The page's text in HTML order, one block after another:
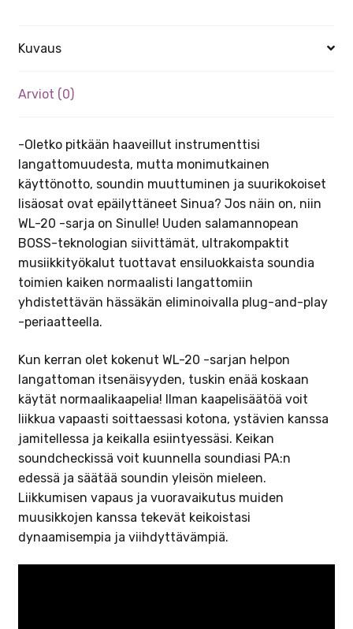
Kuvaus
Arviot (0)
-Oletko pitkään haaveillut instrumenttisi
langattomuudesta, mutta monimutkainen
käyttönotto, soundin muuttuminen ja suurikokoiset
lisäosat ovat epäilyttäneet Sinua? Jos näin on, niin
WL-20 -sarja on Sinulle! Uuden salamannopean
BOSS-teknologian siivittämät, ultrakompaktit
musiikkityökalut tuottavat ensiluokkaista soundia
toimien kaiken normaalisti langattomiin
yhdistettävän hässäkän eliminoivalla plug-and-play
-periaatteella.
Kun kerran olet kokenut WL-20 -sarjan helpon
langattoman itsenäisyyden, tuskin enää koskaan
käytät normaalikaapelia! Ilman kaapelisäätöä voit
liikkua vapaasti soittaessasi kotona, ystävien kanssa
jamitellessa ja keikalla esiintyessäsi. Keikan
soundcheckissä voit kuunnella soundiasi PA:n
edessä ja säätää soundin yleisön mieleen.
Liikkumisen vapaus ja vuoravaikutus muiden
muusikkojen kanssa tekevät keikoistasi
dynaamisempia ja viihdyttävämpiä.